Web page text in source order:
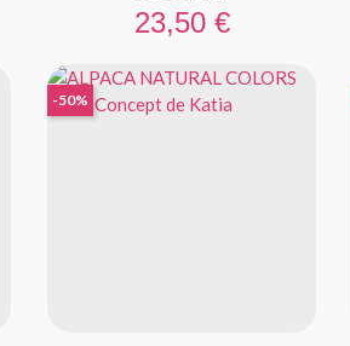
Prix
23,50 €
-50%